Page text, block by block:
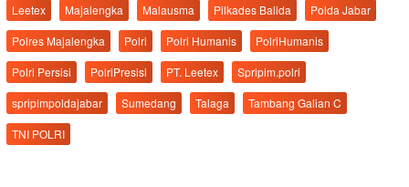
Leetex
Majalengka Malausma Pilkades Balida
Polda Jabar
Polres Majalengka
Polri Polri Humanis
PolriHumanis
Polri Persisi
PolriPresisi PT. Leetex
Spripim.polri
spripimpoldajabar
Sumedang Talaga
Tambang Galian C
TNI POLRI